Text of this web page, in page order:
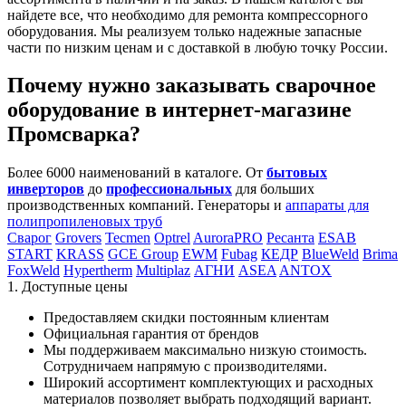
найдете все, что необходимо для ремонта компрессорного
оборудования. Мы реализуем только надежные запасные
части по низким ценам и с доставкой в любую точку России.
Почему нужно заказывать сварочное
оборудование в интернет-магазине
Промсварка?
Более 6000 наименований в каталоге. От бытовых
инверторов до профессиональных для больших
производственных компаний. Генераторы и аппараты для
полипропиленовых труб
Сварог Grovers Tecmen Optrel AuroraPRO Ресанта ESAB
START KRASS GCE Group EWM Fubag КЕДР BlueWeld Brima
FoxWeld Hypertherm Multiplaz АГНИ ASEA ANTOX
1. Доступные цены
Предоставляем скидки постоянным клиентам
Официальная гарантия от брендов
Мы поддерживаем максимально низкую стоимость.
Сотрудничаем напрямую с производителями.
Широкий ассортимент комплектующих и расходных
материалов позволяет выбрать подходящий вариант.